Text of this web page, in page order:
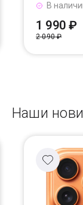
В
1 990 ₽
2 090 ₽
Наши